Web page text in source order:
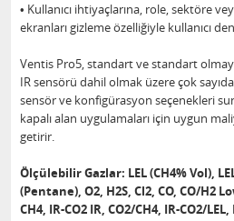
• Kullanıcı ihtiyaçlarına, role, sektöre
ekranları gizleme özelliğiyle kullanıcı
Ventis Pro5, standart ve standart
IR sensörü dahil olmak üzere çok
sensör ve konfigürasyon seçenekleri
kapalı alan uygulamaları için uygun
getirir.
Ölçülebilir Gazlar: LEL (CH4% Vol),
(Pentane), O2, H2S, Cl2, CO, CO/H2
CH4, IR-CO2 IR, CO2/CH4, IR-CO2/